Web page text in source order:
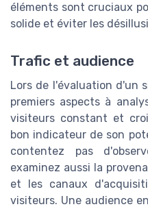
éléments sont cruciaux
solide et éviter les
Trafic et audience
Lors de l'évaluation d'un
premiers aspects à
visiteurs constant et
bon indicateur de son
contentez pas
examinez aussi la
et les canaux
visiteurs. Une audience